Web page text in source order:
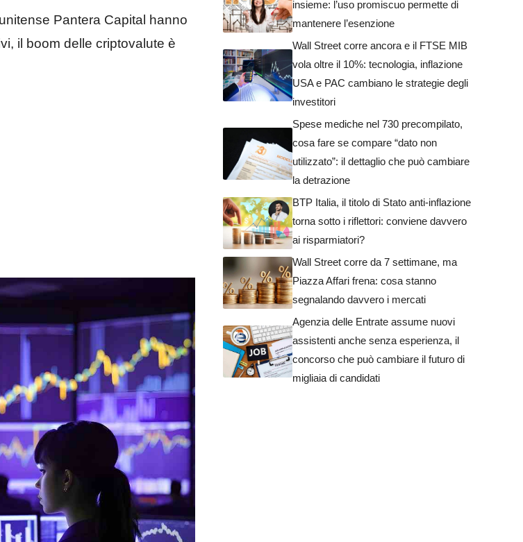
Pantera Capital hanno
il boom delle criptovalute è
insieme: l’uso promiscuo permette di
mantenere l’esenzione
Wall Street corre ancora e il FTSE MIB
vola oltre il 10%: tecnologia, inflazione
USA e PAC cambiano le strategie degli
investitori
Spese mediche nel 730 precompilato,
cosa fare se compare “dato non
utilizzato”: il dettaglio che può cambiare
la detrazione
BTP Italia, il titolo di Stato anti-inflazione
torna sotto i riflettori: conviene davvero
ai risparmiatori?
Wall Street corre da 7 settimane, ma
Piazza Affari frena: cosa stanno
segnalando davvero i mercati
Agenzia delle Entrate assume nuovi
assistenti anche senza esperienza, il
concorso che può cambiare il futuro di
migliaia di candidati